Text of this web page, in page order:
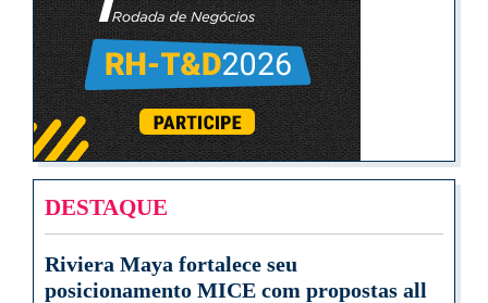
DESTAQUE
Riviera Maya fortalece seu
posicionamento MICE com propostas all